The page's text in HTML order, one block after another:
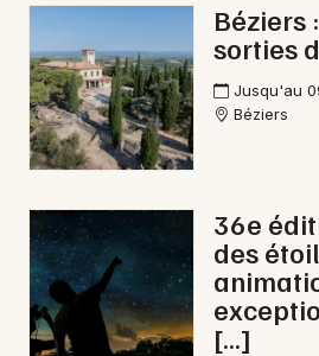
Mon email
Béziers
sorties
Jusqu'au
Béziers
36e
des
[…]